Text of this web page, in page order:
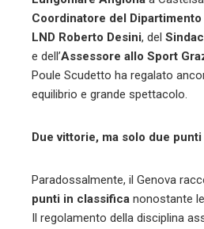
Coordinatore del
LND Roberto Desini, del
e dell’Assessore allo Sport
Poule Scudetto ha regalato
equilibrio e grande spettacolo.
Due vittorie, ma solo due
Paradossalmente, il Genova
punti in classifica nonostante
Il regolamento della disciplina